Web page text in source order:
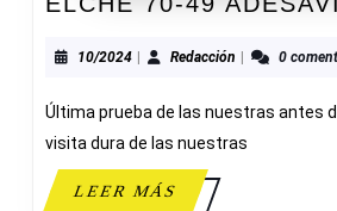
10/202410/2024
| Redacción Redacción
| 0
Última prueba de las nuestras antes
visita dura de las nuestras
LEER MÁSLEER